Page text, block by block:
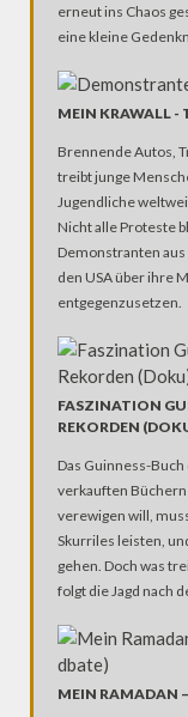
erneut ins Chaos
eine kleine
MEIN KRAWALL -
Brennende Autos,
treibt junge
Jugendliche
Nicht alle Proteste
Demonstranten
den USA über ihre
entgegenzusetzen.
FASZINATION
REKORDEN
Das Guinness-
verkauften
verewigen will,
Skurriles leisten,
gehen. Doch was
folgt die Jagd nach
MEIN RAMADAN